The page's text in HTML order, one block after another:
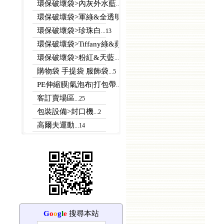
環保破壞袋>內灰外水藍...13
環保破壞袋>軍綠&全透明
環保破壞袋>珍珠白 ...13
環保破壞袋>Tiffany綠&蘋果綠
環保破壞袋>粉紅&天藍...76
購物袋 手提袋 服飾袋...5
PE伸縮膜|氣泡布|打包帶...7
客訂賣場區...25
包裝設備>封口機...2
高爾夫運動...14
Google搜尋本站